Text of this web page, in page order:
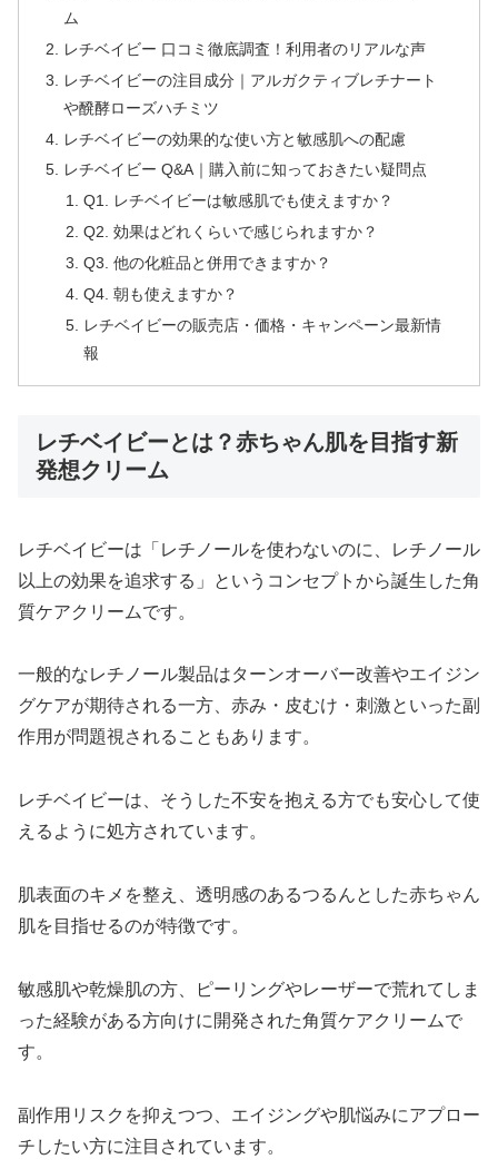
ム
レチベイビー 口コミ徹底調査！利用者のリアルな声
レチベイビーの注目成分｜アルガクティブレチナート
や醗酵ローズハチミツ
レチベイビーの効果的な使い方と敏感肌への配慮
レチベイビー Q&A｜購入前に知っておきたい疑問点
Q1. レチベイビーは敏感肌でも使えますか？
Q2. 効果はどれくらいで感じられますか？
Q3. 他の化粧品と併用できますか？
Q4. 朝も使えますか？
レチベイビーの販売店・価格・キャンペーン最新情
報
レチベイビーとは？赤ちゃん肌を目指す新
発想クリーム
レチベイビーは「レチノールを使わないのに、レチノール
以上の効果を追求する」というコンセプトから誕生した角
質ケアクリームです。
一般的なレチノール製品はターンオーバー改善やエイジン
グケアが期待される一方、赤み・皮むけ・刺激といった副
作用が問題視されることもあります。
レチベイビーは、そうした不安を抱える方でも安心して使
えるように処方されています。
肌表面のキメを整え、透明感のあるつるんとした赤ちゃん
肌を目指せるのが特徴です。
敏感肌や乾燥肌の方、ピーリングやレーザーで荒れてしま
った経験がある方向けに開発された角質ケアクリームで
す。
副作用リスクを抑えつつ、エイジングや肌悩みにアプロー
チしたい方に注目されています。